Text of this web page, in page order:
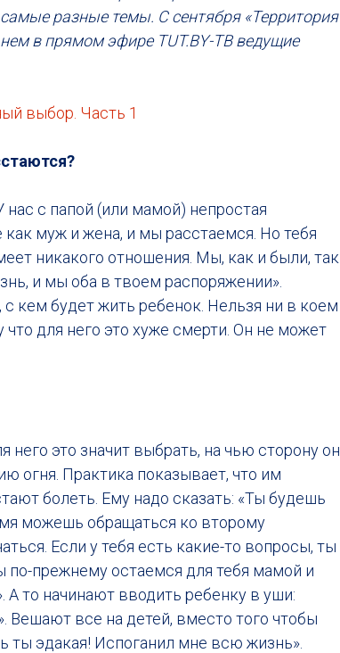
разные темы. С сентября «Территория
в прямом эфире TUT.BY-ТВ ведущие
выбор. Часть 1
с папой (или мамой) непростая
муж и жена, и мы расстаемся. Но тебя
никакого отношения. Мы, как и были, так
и мы оба в твоем распоряжении».
кем будет жить ребенок. Нельзя ни в коем
для него это хуже смерти. Он не может
это значит выбрать, на чью сторону он
огня. Практика показывает, что им
болеть. Ему надо сказать: «Ты будешь
можешь обращаться ко второму
Если у тебя есть какие-то вопросы, ты
прежнему остаемся для тебя мамой и
А то начинают вводить ребенку в уши:
Вешают все на детей, вместо того чтобы
ты эдакая! Испоганил мне всю жизнь».